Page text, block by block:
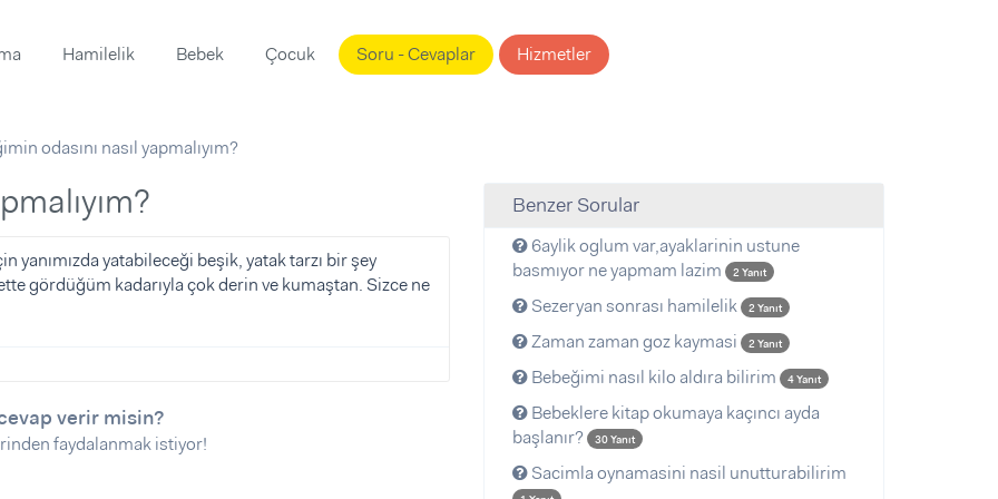
Hamilelik Bebek Çocuk Soru - Cevaplar Hizmetler
odasını nasıl yapmalıyım?
yanımızda yatabileceği beşik, yatak tarzı bir şey
gördüğüm kadarıyla çok derin ve kumaştan. Sizce ne
verir misin?
faydalanmak istiyor!
Benzer Sorular
6aylik oglum var,ayaklarinin ustune
basmıyor ne yapmam lazim
2 Yanıt
Sezeryan sonrası hamilelik 2 Yanıt
Zaman zaman goz kaymasi 2 Yanıt
Bebeğimi nasıl kilo aldıra bilirim 4 Yanıt
Bebeklere kitap okumaya kaçıncı ayda
başlanır?
30 Yanıt
Sacimla oynamasini nasil unutturabilirim